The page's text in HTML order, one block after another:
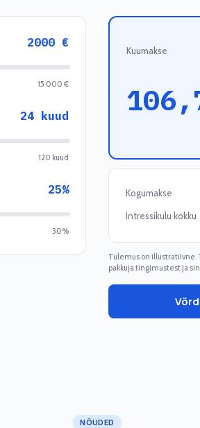
2000 €
15 000 €
24 kuud
120 kuud
25%
30%
Kuumakse
Kogumakse
Intressikulu kokku
Tulemus on illustratiivne.
pakkuja tingimustest ja
NÕUDED